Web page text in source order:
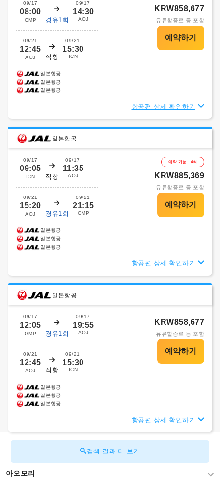
09/17
08:00
GMP 경유1회
09/17
14:30
AOJ
09/21
12:45
AOJ 직항
09/21
15:30
ICN
KRW858,677
유류할증료 등 포함
일본항공
일본항공
일본항공
항공편 상세 확인하기
일본항공
09/17
09:05
ICN 직항
09/17
11:35
AOJ
09/21
15:20
AOJ 경유1회
09/21
21:15
GMP
예약 가능 4석
KRW885,369
유류할증료 등 포함
일본항공
일본항공
일본항공
항공편 상세 확인하기
일본항공
09/17
12:05
GMP 경유1회
09/17
19:55
AOJ
09/21
12:45
AOJ 직항
09/21
15:30
ICN
KRW858,677
유류할증료 등 포함
일본항공
일본항공
일본항공
항공편 상세 확인하기
검색 결과 더 보기
아오모리